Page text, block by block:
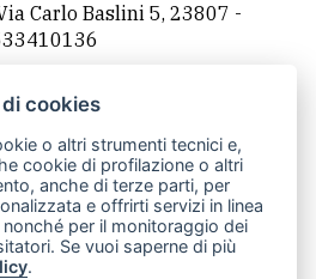
Carlo Baslini 5, 23807 -
LeccoOnline
RSS
policy
cookie
cookies
o altri strumenti tecnici e,
cookie di profilazione o altri
anche di terze parti, per
e offrirti servizi in linea
per il monitoraggio dei
Se vuoi saperne di più
.